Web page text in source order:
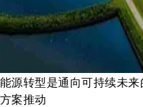
能源转型是通向可持续未
方案推动